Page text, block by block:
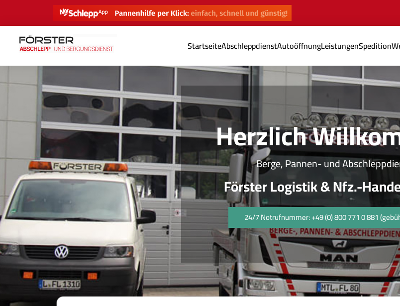
StartseiteAbschleppdienstAutoöffnungLeistungenSpedition
Herzlich
Berge, Pannen- und
Förster Logistik & Nfz.-
24/7 Notrufnummer: +49 (0) 800 771 0 881